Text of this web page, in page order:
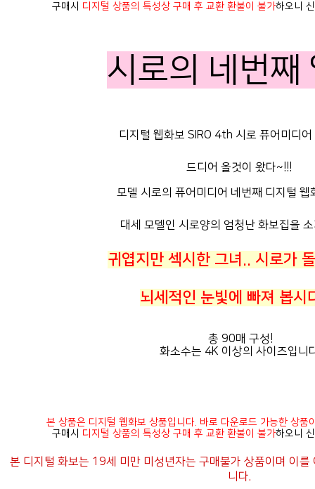
구매시 디지털 상품의 특성상 구매 후 교환 환불이 불가하오니
시로의 네번째
디지털 웹화보 SIRO 4th 시로 퓨어미디
드디어 올것이 왔다~!!!
모델 시로의 퓨어미디어 네번째 디지털 웹
대세 모델인 시로양의 엄청난 화보집을
귀엽지만 섹시한 그녀.. 시로가
뇌세적인 눈빛에 빠져 봅시
총 90매 구성!
화소수는 4K 이상의 사이즈입니
본 상품은 디지털 웹화보 상품입니다. 바로 다운로드 가능한 상품
구매시 디지털 상품의 특성상 구매 후 교환 환불이 불가하오니
니다.